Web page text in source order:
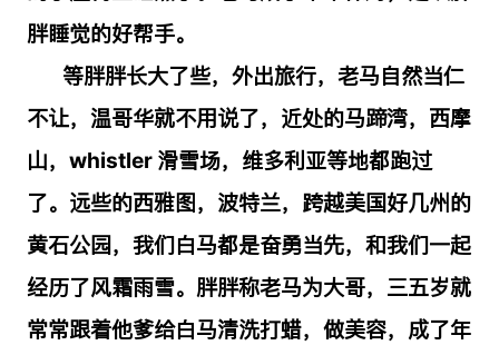
胖睡觉的好帮手。
等胖胖长大了些，外出旅行，老马自然当仁
不让，温哥华就不用说了，近处的马蹄湾，西摩
山， whistler 滑雪场，维多利亚等地都跑过
了。远些的西雅图，波特兰，跨越美国好几州的
黄石公园，我们白马都是奋勇当先，和我们一起
经历了风霜雨雪。胖胖称老马为大哥，三五岁就
常常跟着他爹给白马清洗打蜡，做美容，成了年